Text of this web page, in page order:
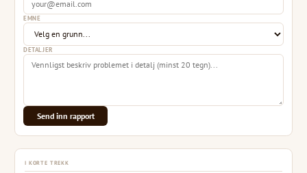
EMNE
DETALJER
Send inn rapport
I KORTE TREKK